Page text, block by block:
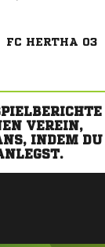
FC HERTHA 03
VEREIN,
INDEM DU